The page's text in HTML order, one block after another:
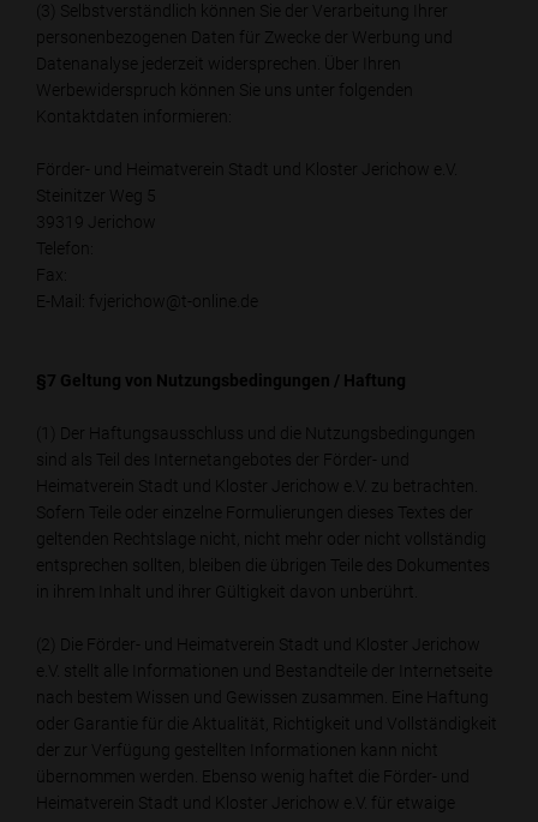
(3) Selbstverständlich können Sie der Verarbeitung Ihrer
personenbezogenen Daten für Zwecke der Werbung und
Datenanalyse jederzeit widersprechen. Über Ihren
Werbewiderspruch können Sie uns unter folgenden
Kontaktdaten informieren:
Förder- und Heimatverein Stadt und Kloster Jerichow e.V.
Steinitzer Weg 5
39319 Jerichow
Telefon:
Fax:
E-Mail: fvjerichow@t-online.de
§7 Geltung von Nutzungsbedingungen / Haftung
(1) Der Haftungsausschluss und die Nutzungsbedingungen
sind als Teil des Internetangebotes der Förder- und
Heimatverein Stadt und Kloster Jerichow e.V. zu betrachten.
Sofern Teile oder einzelne Formulierungen dieses Textes der
geltenden Rechtslage nicht, nicht mehr oder nicht vollständig
entsprechen sollten, bleiben die übrigen Teile des Dokumentes
in ihrem Inhalt und ihrer Gültigkeit davon unberührt.
(2) Die Förder- und Heimatverein Stadt und Kloster Jerichow
e.V. stellt alle Informationen und Bestandteile der Internetseite
nach bestem Wissen und Gewissen zusammen. Eine Haftung
oder Garantie für die Aktualität, Richtigkeit und Vollständigkeit
der zur Verfügung gestellten Informationen kann nicht
übernommen werden. Ebenso wenig haftet die Förder- und
Heimatverein Stadt und Kloster Jerichow e.V. für etwaige